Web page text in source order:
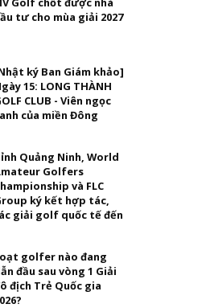
tư cho mùa giải 2027
ký Ban Giám khảo]
15: LONG THÀNH
CLUB - Viên ngọc
của miền Đông
Quảng Ninh, World
Golfers
và FLC
ký kết hợp tác,
giải golf quốc tế đến
golfer nào đang
đầu sau vòng 1 Giải
địch Trẻ Quốc gia